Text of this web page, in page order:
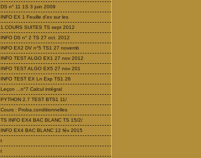
DS n° 11 1S 3 juin 2009
INFO EX 1 Feuille d'ex sur les
1.COURS SUITES TS sept 2012
INFO DS n° 2 TS 27 oct. 2012
INFO EX2 DV n°5 TS1 27 novemb
INFO TEST ALGO EX1 27 nov 2012
INFO TEST ALGO EX5 27 nov 201
INFO TEST EX Ln Exp TS1 26
Leçon ...n°7 Calcul intégral
PYTHON 2.7 TEST BTS1 11/
Cours : Proba.conditionnelles
TS INFO EX4 BAC BLANC TS 15/2/
INFO EX4 BAC BLANC 12 fév 2015
t
t